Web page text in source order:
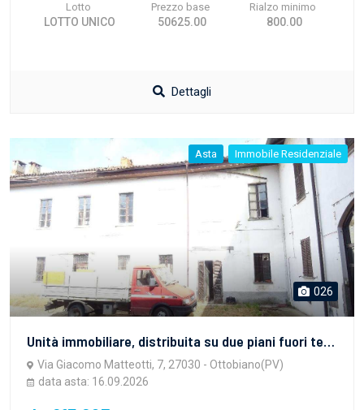
Lotto
LOTTO UNICO
Prezzo base
50625.00
Rialzo minimo
800.00
Dettagli
Asta Immobile Residenziale
026
Unità immobiliare, distribuita su due piani fuori terra ed un piano sottotetto. Posto auto scoperto sito nel cortile interno.
Via Giacomo Matteotti, 7, 27030 - Ottobiano(PV)
data asta: 16.09.2026